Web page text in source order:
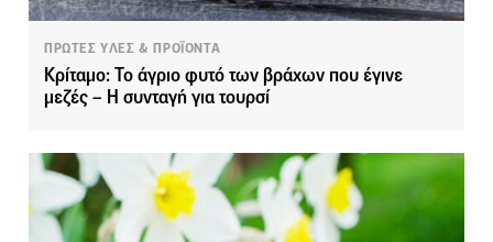
ΠΡΩΤΕΣ ΥΛΕΣ & ΠΡΟΪΟΝΤΑ
Κρίταμο: Το άγριο φυτό των βράχων που έγινε
μεζές – Η συνταγή για τουρσί